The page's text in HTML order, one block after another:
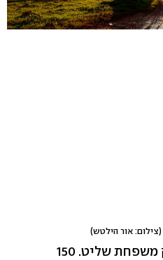
(צילום: אור הילטש)
אבל מצפה הילה זה לא רק משפחת שליט. 150